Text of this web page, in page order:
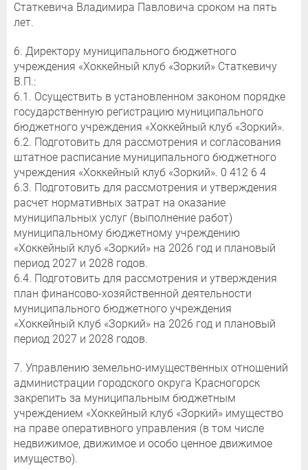
Статкевича Владимира Павловича сроком на пять
лет.
6. Директору муниципального бюджетного
учреждения «Хоккейный клуб «Зоркий» Статкевичу
В.П.:
6.1. Осуществить в установленном законом порядке
государственную регистрацию муниципального
бюджетного учреждения «Хоккейный клуб «Зоркий».
6.2. Подготовить для рассмотрения и согласования
штатное расписание муниципального бюджетного
учреждения «Хоккейный клуб «Зоркий». 0 412 6 4
6.3. Подготовить для рассмотрения и утверждения
расчет нормативных затрат на оказание
муниципальных услуг (выполнение работ)
муниципальному бюджетному учреждению
«Хоккейный клуб «Зоркий» на 2026 год и плановый
период 2027 и 2028 годов.
6.4. Подготовить для рассмотрения и утверждения
план финансово-хозяйственной деятельности
муниципального бюджетного учреждения
«Хоккейный клуб «Зоркий» на 2026 год и плановый
период 2027 и 2028 годов.
7. Управлению земельно-имущественных отношений
администрации городского округа Красногорск
закрепить за муниципальным бюджетным
учреждением «Хоккейный клуб «Зоркий» имущество
на праве оперативного управления (в том числе
недвижимое, движимое и особо ценное движимое
имущество).